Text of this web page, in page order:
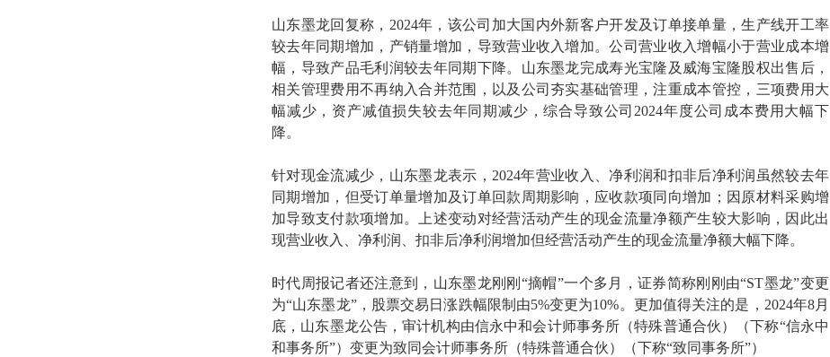
山东墨龙回复称，2024年，该公司加大国内外新客户开发及订单接单量，生产线开工率
较去年同期增加，产销量增加，导致营业收入增加。公司营业收入增幅小于营业成本增
幅，导致产品毛利润较去年同期下降。山东墨龙完成寿光宝隆及威海宝隆股权出售后，
相关管理费用不再纳入合并范围，以及公司夯实基础管理，注重成本管控，三项费用大
幅减少，资产减值损失较去年同期减少，综合导致公司2024年度公司成本费用大幅下
降。
针对现金流减少，山东墨龙表示，2024年营业收入、净利润和扣非后净利润虽然较去年
同期增加，但受订单量增加及订单回款周期影响，应收款项同向增加；因原材料采购增
加导致支付款项增加。上述变动对经营活动产生的现金流量净额产生较大影响，因此出
现营业收入、净利润、扣非后净利润增加但经营活动产生的现金流量净额大幅下降。
时代周报记者还注意到，山东墨龙刚刚“摘帽”一个多月，证券简称刚刚由“ST墨龙”变更
为“山东墨龙”，股票交易日涨跌幅限制由5%变更为10%。更加值得关注的是，2024年8月
底，山东墨龙公告，审计机构由信永中和会计师事务所（特殊普通合伙）（下称“信永中
和事务所”）变更为致同会计师事务所（特殊普通合伙）（下称“致同事务所”）